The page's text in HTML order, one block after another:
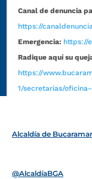
Canal de denuncia
https://
Emergencia: https://
Radique aquí su
https://
1/secretarias/
Alcaldía de
@AlcaldíaBGA